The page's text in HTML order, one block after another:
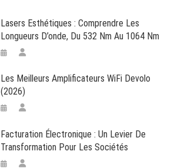
Lasers Esthétiques : Comprendre Les
Longueurs D’onde, Du 532 Nm Au 1064 Nm
Les Meilleurs Amplificateurs WiFi Devolo
(2026)
Facturation Électronique : Un Levier De
Transformation Pour Les Sociétés